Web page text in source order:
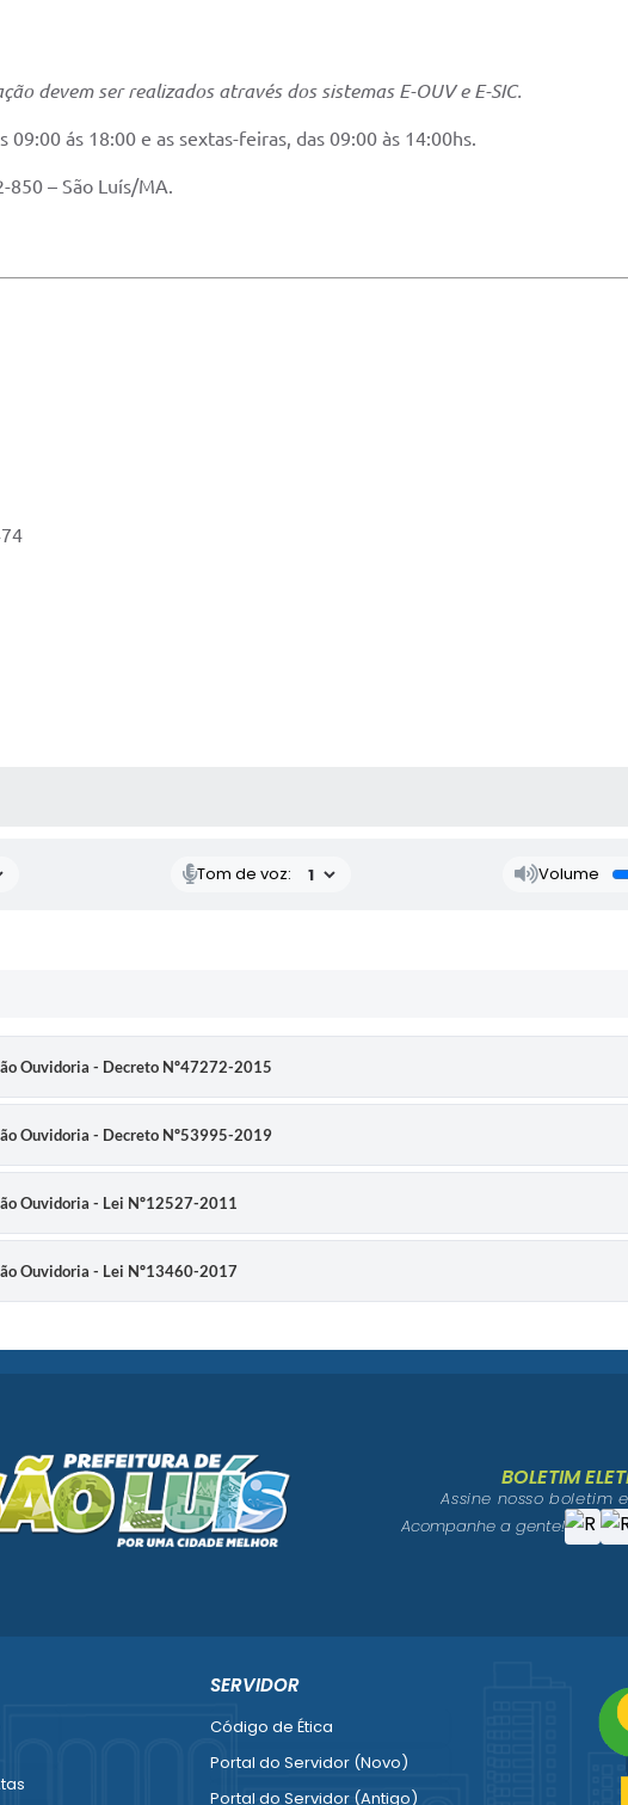
devem ser realizados através dos sistemas E-OUV e E-SIC.
ás 18:00 e as sextas-feiras, das 09:00 às 14:00hs.
850 – São Luís/MA.
Tom de voz: Volume
Ouvidoria - Decreto Nº47272-2015
Ouvidoria - Decreto Nº53995-2019
Ouvidoria - Lei Nº12527-2011
Ouvidoria - Lei Nº13460-2017
SERVIDOR
Código de Ética
Portal do Servidor (Novo)
Portal do Servidor (Antigo)
BOLETIM
Assine nosso boletim
Acompanhe a gente!